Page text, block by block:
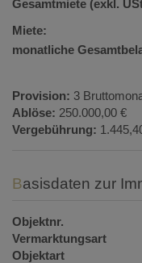
Gesamtmiete (exkl.
Miete:
monatliche
Provision: 3
Ablöse: 250.000,00 €
Vergebührung:
Basisdaten zur
Objektnr.
Vermarktungsart
Objektart